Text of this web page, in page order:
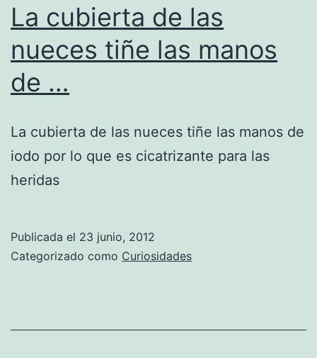
La cubierta de las
nueces tiñe las manos
de …
La cubierta de las nueces tiñe las manos de
iodo por lo que es cicatrizante para las
heridas
Publicada el 23 junio, 2012
Categorizado como Curiosidades